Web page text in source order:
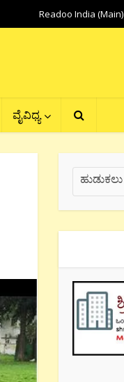
Readoo India (Main)
ವೈವಿಧ್ಯ